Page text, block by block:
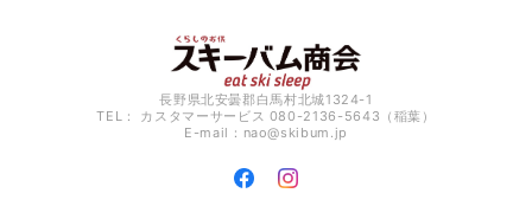
長野県北安曇郡白馬村北城1324-1
TEL： カスタマーサービス 080-2136-5643（稲葉）
E-mail： nao@skibum.jp